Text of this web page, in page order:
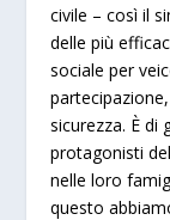
civile – così il
delle più
sociale per
sicurezza. È di
protagonisti
nelle loro
questo